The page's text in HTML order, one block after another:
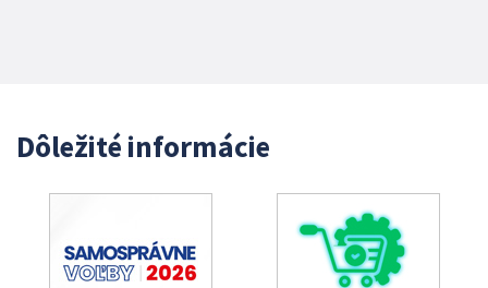
Dôležité informácie